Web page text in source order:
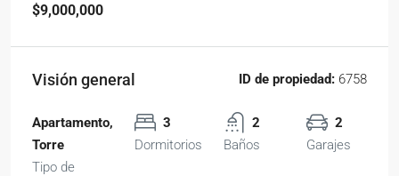
$9,000,000
Visión general ID de propiedad: 6758
Apartamento,
Torre
Tipo de
3
Dormitorios
2
Baños
2
Garajes